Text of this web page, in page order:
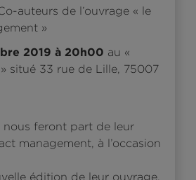
auteurs de l’ouvrage « le
»
2019 à 20h00 au «
situé 33 rue de Lille, 75007
nous feront part de leur
management, à l’occasion
édition de leur ouvrage.